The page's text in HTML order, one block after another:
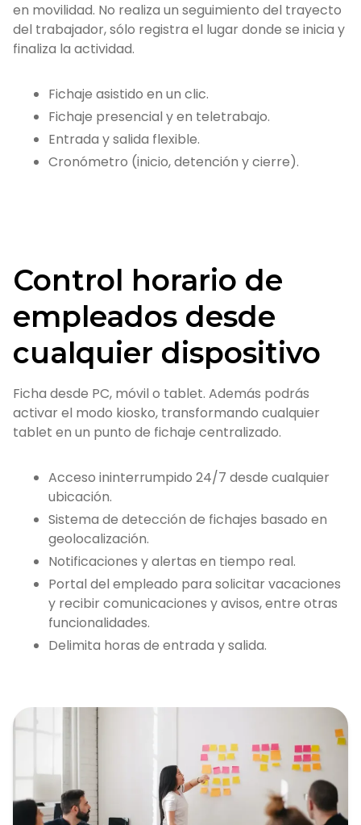
en movilidad. No realiza un seguimiento del trayecto
del trabajador, sólo registra el lugar donde se inicia y
finaliza la actividad.
Fichaje asistido en un clic.
Fichaje presencial y en teletrabajo.
Entrada y salida flexible.
Cronómetro (inicio, detención y cierre).
Control horario de
empleados desde
cualquier dispositivo
Ficha desde PC, móvil o tablet. Además podrás
activar el modo kiosko, transformando cualquier
tablet en un punto de fichaje centralizado.
Acceso ininterrumpido 24/7 desde cualquier
ubicación.
Sistema de detección de fichajes basado en
geolocalización.
Notificaciones y alertas en tiempo real.
Portal del empleado para solicitar vacaciones
y recibir comunicaciones y avisos, entre otras
funcionalidades.
Delimita horas de entrada y salida.